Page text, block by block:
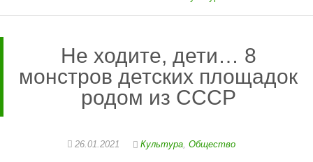
Не ходите, дети… 8
монстров детских площадок
родом из СССР
26.01.2021 Культура,Общество